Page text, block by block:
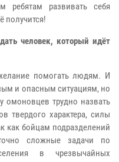
ребятам развивать себя
получится!
человек, который идёт
помогать людям. И
и опасным ситуациям, но
омоновцев трудно назвать
твердого характера, силы
как бойцам подразделений
сложные задачи по
в чрезвычайных